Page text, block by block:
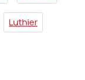
Luthier